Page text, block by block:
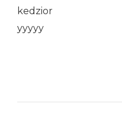
kedzior
yyyyy